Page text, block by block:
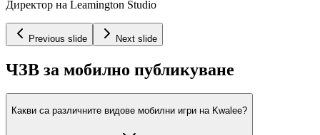
Директор на Leamington Studio
Previous slide Next slide
ЧЗВ за мобилно публикуване
Какви са различните видове мобилни игри на Kwalee?